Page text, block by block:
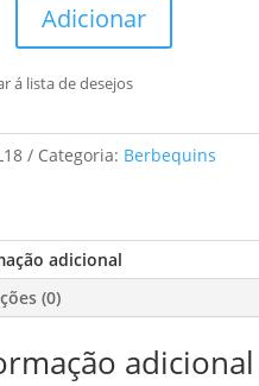
Adicionar
á lista de desejos
Categoria: Berbequins
adicional
(0)
adicional